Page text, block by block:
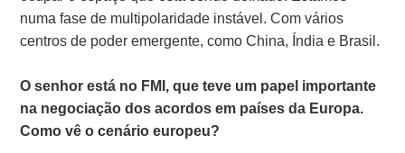
numa fase de multipolaridade instável. Com vários
centros de poder emergente, como China, Índia e Brasil.
O senhor está no FMI, que teve um papel importante
na negociação dos acordos em países da Europa.
Como vê o cenário europeu?